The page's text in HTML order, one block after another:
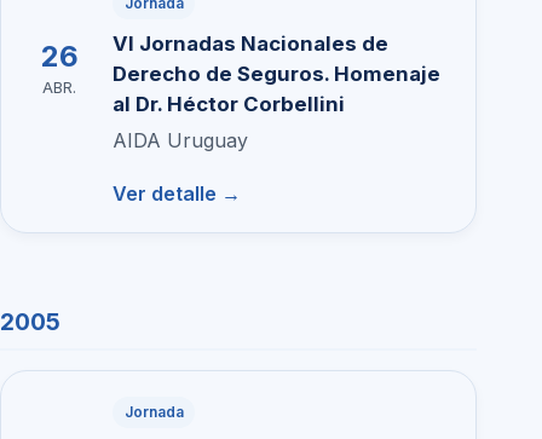
26
ABR.
VI Jornadas Nacionales de
Derecho de Seguros. Homenaje
al Dr. Héctor Corbellini
AIDA Uruguay
Ver detalle →
2005
Jornada